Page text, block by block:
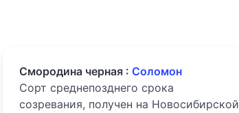
Смородина черная : Соломон
Сорт среднепозднего срока
созревания, получен на Новосибирской